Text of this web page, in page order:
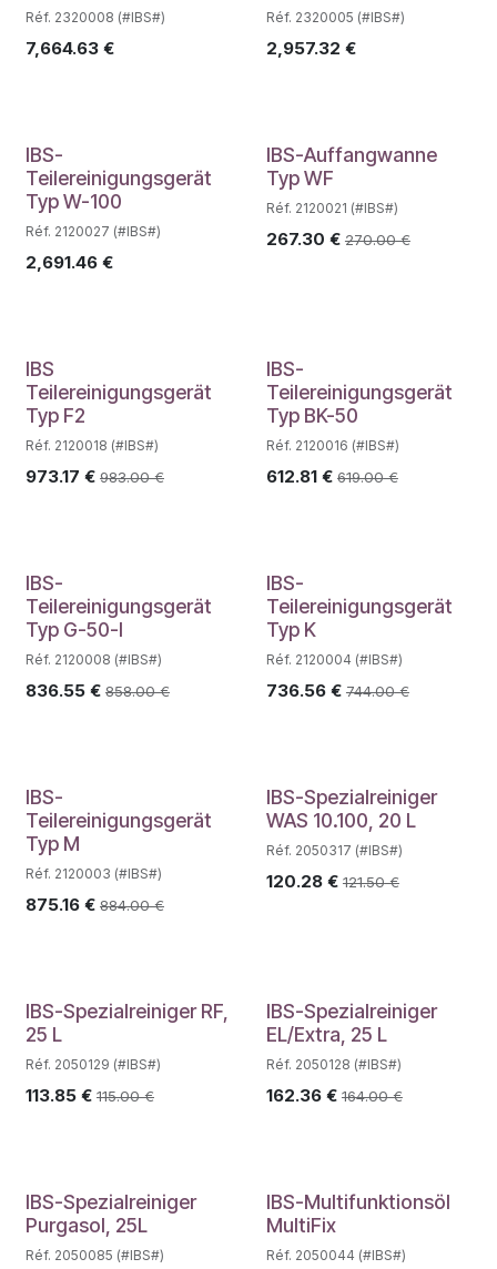
Réf. 2320008 (#IBS#)
7,664.63 €
Réf. 2320005 (#IBS#)
2,957.32 €
IBS-
Teilereinigungsgerät
Typ W-100
Réf. 2120027 (#IBS#)
2,691.46 €
IBS-Auffangwanne
Typ WF
Réf. 2120021 (#IBS#)
267.30 € 270.00€
IBS
Teilereinigungsgerät
Typ F2
Réf. 2120018 (#IBS#)
973.17 € 983.00€
IBS-
Teilereinigungsgerät
Typ BK-50
Réf. 2120016 (#IBS#)
612.81€ 619.00€
IBS-
Teilereinigungsgerät
Typ G-50-I
Réf. 2120008 (#IBS#)
836.55 € 858.00€
IBS-
Teilereinigungsgerät
Typ K
Réf. 2120004 (#IBS#)
736.56€ 744.00€
IBS-
Teilereinigungsgerät
Typ M
Réf. 2120003 (#IBS#)
875.16 € 884.00€
IBS-Spezialreiniger
WAS 10.100, 20 L
Réf. 2050317 (#IBS#)
120.28€ 121.50€
IBS-Spezialreiniger RF,
25 L
Réf. 2050129 (#IBS#)
113.85 € 115.00€
IBS-Spezialreiniger
EL/Extra, 25 L
Réf. 2050128 (#IBS#)
162.36€ 164.00€
IBS-Spezialreiniger
Purgasol, 25L
Réf. 2050085 (#IBS#)
IBS-Multifunktionsöl
MultiFix
Réf. 2050044 (#IBS#)